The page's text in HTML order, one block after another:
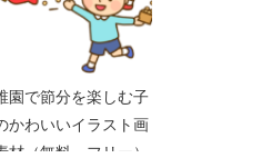
園で節分を楽しむ子
かわいいイラスト画
材（無料 フリー）